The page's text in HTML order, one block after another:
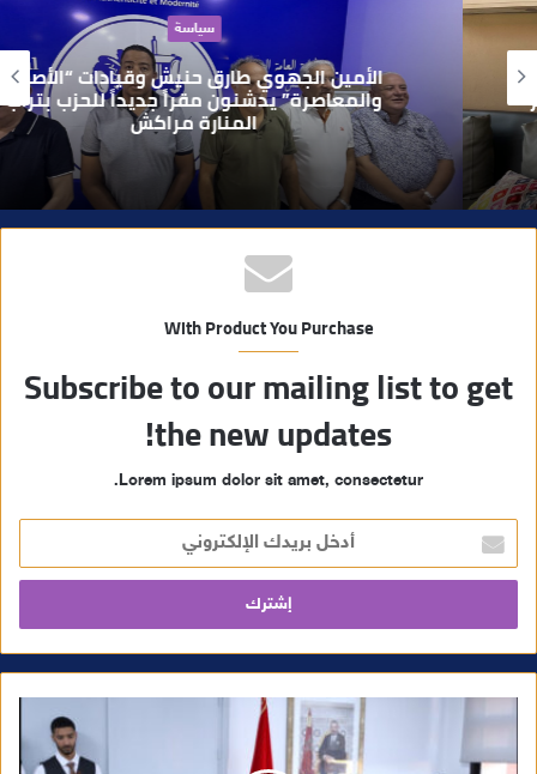
و
ي
ب
الأمين الجهوي طارق حنيش وقيادات “الأصالة
والمعاصرة” يدشنون مقراً جديداً للحزب بتراب
المنارة مراكش
With Product You Purchase
Subscribe to our mailing list to get
the new updates!
Lorem ipsum dolor sit amet, consectetur.
خ
ل
ر
ا